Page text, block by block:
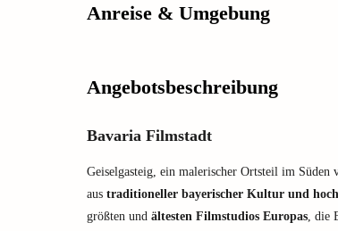
Anreise & Umgebung
Angebotsbeschreibung
Bavaria Filmstadt
Geiselgasteig, ein malerischer Ortsteil im
aus traditioneller bayerischer Kultur und
größten und ältesten Filmstudios Europas, die